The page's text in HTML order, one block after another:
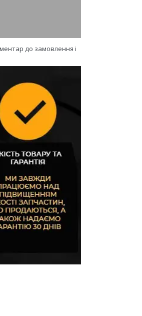
до замовлення і